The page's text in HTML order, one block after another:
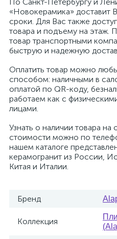
«Новокерамика» доставит
сроки. Для Вас также
товара и подъему на этаж.
товар транспортными
быструю и надежную
Оплатить товар можно
способом: наличными в
оплатой по QR-коду,
работаем как с
лицами.
Узнать о наличии товара на
стоимости можно по
нашем каталоге
керамогранит из России,
Китая и Италии.
Бренд
Коллекция